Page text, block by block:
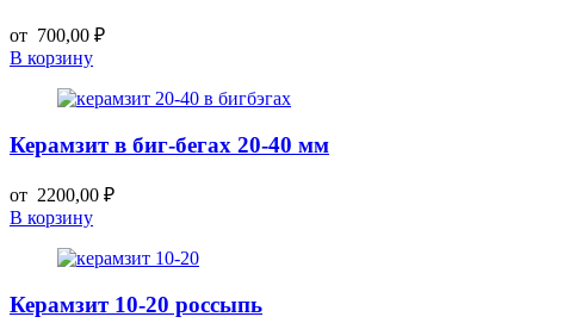
от 700,00 ₽
В корзину
Керамзит в биг-бегах 20-40 мм
от 2200,00 ₽
В корзину
Керамзит 10-20 россыпь